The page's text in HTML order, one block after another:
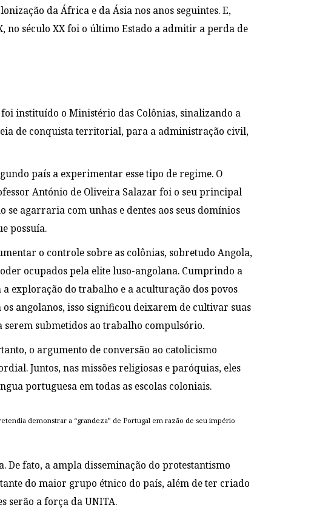
da África e da Ásia nos anos seguintes. E,
no século XX foi o último Estado a admitir a perda de
instituído o Ministério das Colônias, sinalizando a
de conquista territorial, para a administração civil,
país a experimentar esse tipo de regime. O
António de Oliveira Salazar foi o seu principal
agarraria com unhas e dentes aos seus domínios
possuía.
o controle sobre as colônias, sobretudo Angola,
ocupados pela elite luso-angolana. Cumprindo a
exploração do trabalho e a aculturação dos povos
angolanos, isso significou deixarem de cultivar suas
submetidos ao trabalho compulsório.
o argumento de conversão ao catolicismo
Juntos, nas missões religiosas e paróquias, eles
portuguesa em todas as escolas coloniais.
demonstrar a “grandeza” de Portugal em razão de seu império
De fato, a ampla disseminação do protestantismo
do maior grupo étnico do país, além de ter criado
serão a força da UNITA.